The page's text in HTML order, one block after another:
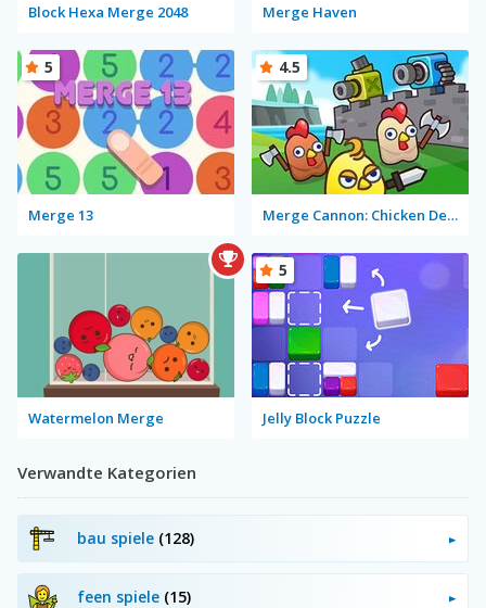
Block Hexa Merge 2048 Merge Haven
Merge 13
5
Merge Cannon: Chicken Defense
4.5
Watermelon Merge Jelly Block Puzzle
5
Verwandte Kategorien
bau spiele (128)
feen spiele (15)